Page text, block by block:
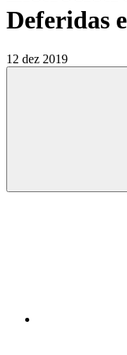
Deferidas
12 dez 2019